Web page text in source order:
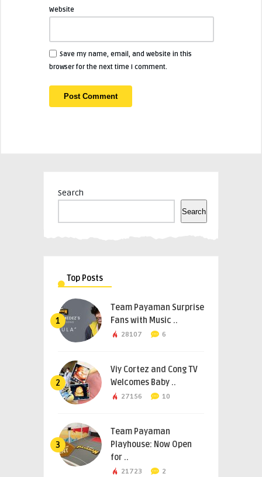
Website
Save my name, email, and website in this
browser for the next time I comment.
Search
Search
Top Posts
1
Team Payaman Surprise
Fans with Music ..
28107 6
2
Viy Cortez and Cong TV
Welcomes Baby ..
27156 10
3
Team Payaman
Playhouse: Now Open
for ..
21723 2